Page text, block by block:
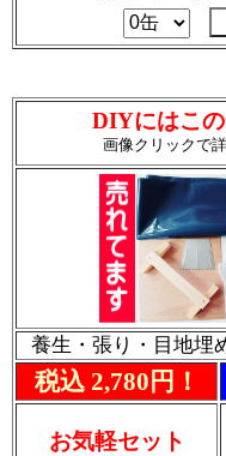
DIYにはこの
画像クリックで
養生・張り・目地埋
税込 2,780円！
お気軽セット